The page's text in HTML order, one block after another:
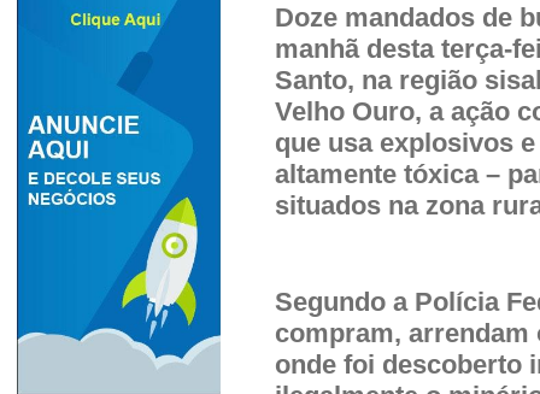
Doze mandados de
manhã desta terça-
Santo, na região
Velho Ouro, a ação
que usa explosivos
altamente tóxica –
situados na zona
Segundo a Polícia
compram, arrendam
onde foi descoberto